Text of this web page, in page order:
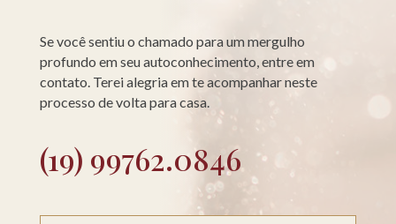
Se você sentiu o chamado para um mergulho
profundo em seu autoconhecimento, entre em
contato. Terei alegria em te acompanhar neste
processo de volta para casa.
(19) 99762.0846